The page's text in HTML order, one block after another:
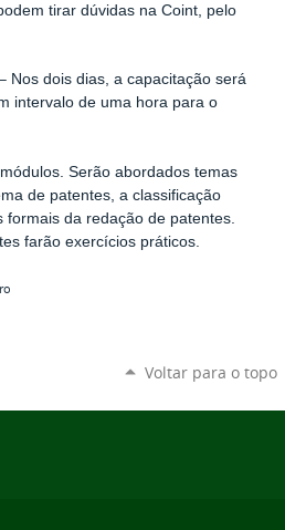
tirar dúvidas na Coint, pelo
Nos dois dias, a capacitação será
intervalo de uma hora para o
Serão abordados temas
de patentes, a classificação
formais da redação de patentes.
farão exercícios práticos.
Voltar para o topo